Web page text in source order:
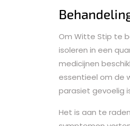
Om Witte Stip te
isoleren in een
medicijnen
essentieel om de
parasiet gevoelig
Het is aan te